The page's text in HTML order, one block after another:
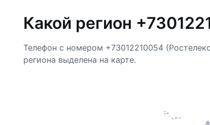
Какой регион
Телефон с номером +73012210054
региона выделена на карте.